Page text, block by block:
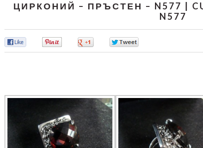
ЦИРКОНИЙ – ПРЪСТЕН – N577 |
N577